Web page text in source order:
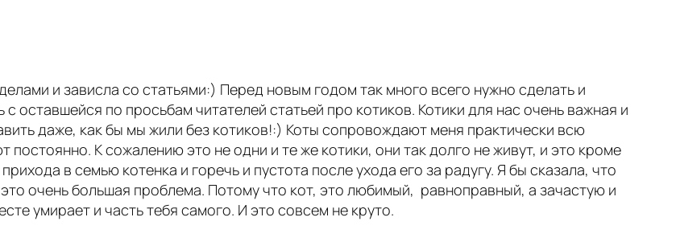
и зависла со статьями:) Перед новым годом так много всего нужно сделать и
оставшейся по просьбам читателей статьей про котиков. Котики для нас очень важная и
даже, как бы мы жили без котиков!:) Коты сопровождают меня практически всю
постоянно. К сожалению это не одни и те же котики, они так долго не живут, и это кроме
в семью котенка и горечь и пустота после ухода его за радугу. Я бы сказала, что
очень большая проблема. Потому что кот, это любимый, равноправный, а зачастую и
умирает и часть тебя самого. И это совсем не круто.